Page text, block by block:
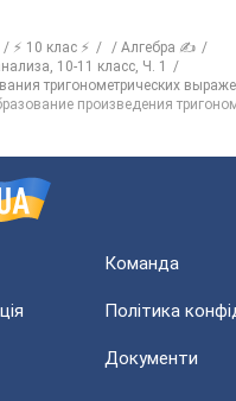
⚡ 10 клас ⚡
Алгебра ✍
10-11 класс, Ч. 1
тригонометрических
произведения
Команда
Політика
Документи